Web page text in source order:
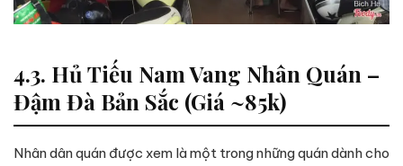
4.3. Hủ Tiếu Nam Vang Nhân Quán –
Đậm Đà Bản Sắc (Giá ~85k)
Nhân dân quán được xem là một trong những quán dành cho